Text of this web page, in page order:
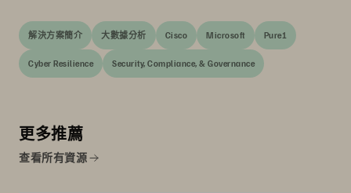
解決方案簡介 大數據分析 Cisco Microsoft Pure1
Cyber Resilience Security, Compliance, & Governance
更多推薦
查看所有資源